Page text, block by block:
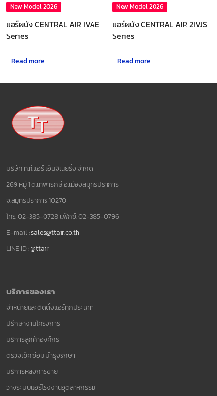
New Model 2026
แอร์ผนัง CENTRAL AIR IVAE
Series
Read more
New Model 2026
แอร์ผนัง CENTRAL AIR 2IVJS
Series
Read more
บริษัท ที.ที.แอร์ เอ็นจิเนียริ่ง จำกัด
269 หมู่ 1 ต.เทพารักษ์ อ.เมืองสมุทรปราการ
จ.สมุทรปราการ 10270
โทร. 02-385-0728 แฟ็กซ์. 02-385-0796
E-mail :sales@ttair.co.th
LINE ID :@ttair
บริการของเรา
จำหน่ายและติดตั้งแอร์ทุกประเภท
ปรึกษางานโครงการ
บริการลูกค้าองค์กร
ตรวจเช็ค ซ่อม บำรุงรักษา
บริการหลังการขาย
วางระบบแอร์โรงงานอุตสาหกรรม